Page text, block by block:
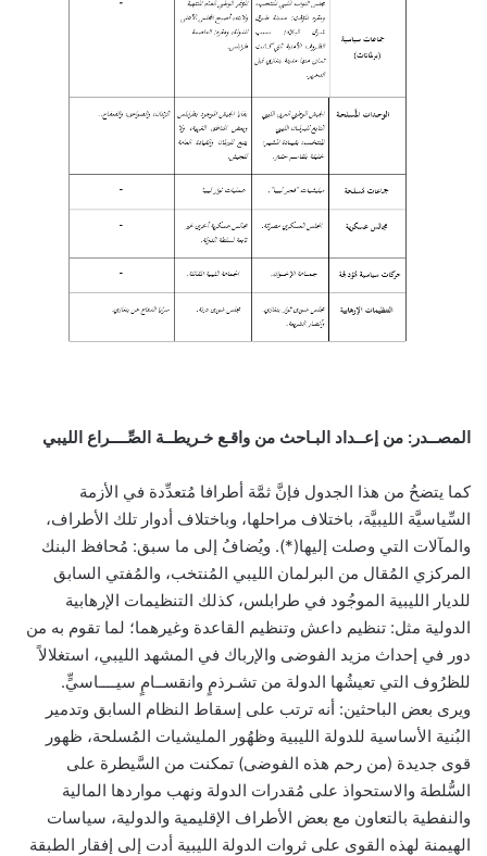
المصــدر: من إعــداد البـاحث من واقـع خـريطــة الصِّــــراع الليبي
كما يتضحُ من هذا الجدول فإنَّ ثمَّة أطرافا مُتعدِّدة في الأزمة
السِّياسيَّة الليبيَّة، باختلاف مراحلها، وباختلاف أدوار تلك الأطراف،
والمآلات التي وصلت إليها(*). ويُضافُ إلى ما سبق: مُحافظ البنك
المركزي المُقال من البرلمان الليبي المُنتخب، والمُفتي السابق
للديار الليبية الموجُود في طرابلس، كذلك التنظيمات الإرهابية
الدولية مثل: تنظيم داعش وتنظيم القاعدة وغيرهما؛ لما تقوم به من
دور في إحداث مزيد الفوضى والإرباك في المشهد الليبي، استغلالاً
للظرُوف التي تعيشُها الدولة من تشـرذمٍ وانقســامٍ سيــــاسيٍّ.
ويرى بعض الباحثين: أنه ترتب على إسقاط النظام السابق وتدمير
البُنية الأساسية للدولة الليبية وظهُور المليشيات المُسلحة، ظهور
قوى جديدة (من رحم هذه الفوضى) تمكنت من السَّيطرة على
السُّلطة والاستحواذ على مُقدرات الدولة ونهب مواردها المالية
والنفطية بالتعاون مع بعض الأطراف الإقليمية والدولية، سياسات
الهيمنة لهذه القوى على ثروات الدولة الليبية أدت إلى إفقار الطبقة